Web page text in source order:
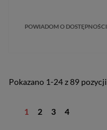
POWIADOM O DOSTĘPNOŚCI
Pokazano 1-24 z 89 pozycji
1 2 3 4